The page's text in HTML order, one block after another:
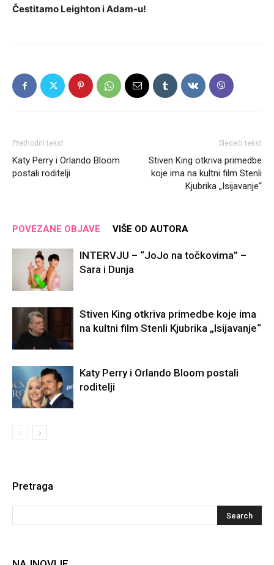
Čestitamo Leighton i Adam-u!
Prethodni tekst
Katy Perry i Orlando Bloom
postali roditelji
Sledeći tekst
Stiven King otkriva primedbe
koje ima na kultni film Stenli
Kjubrika „Isijavanje“
POVEZANE OBJAVE VIŠE OD AUTORA
INTERVJU – “JoJo na točkovima” –
Sara i Dunja
Stiven King otkriva primedbe koje ima
na kultni film Stenli Kjubrika „Isijavanje“
Katy Perry i Orlando Bloom postali
roditelji
Pretraga